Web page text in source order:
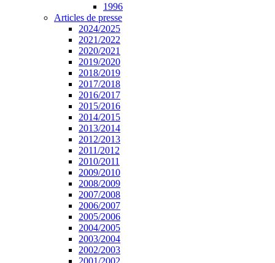
1996
Articles de presse
2024/2025
2021/2022
2020/2021
2019/2020
2018/2019
2017/2018
2016/2017
2015/2016
2014/2015
2013/2014
2012/2013
2011/2012
2010/2011
2009/2010
2008/2009
2007/2008
2006/2007
2005/2006
2004/2005
2003/2004
2002/2003
2001/2002